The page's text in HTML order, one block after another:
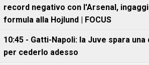
record negativo con l'Arsenal,
formula alla Hojlund | FOCUS
10:45 - Gatti-Napoli: la Juve spara
per cederlo adesso